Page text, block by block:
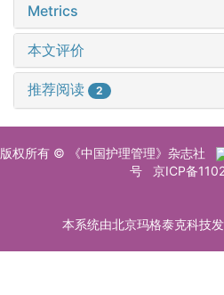
Metrics
本文评价
推荐阅读 2
版权所有 © 《中国护理管理》杂志社
号
京ICP备
本系统由北京玛格泰克科技